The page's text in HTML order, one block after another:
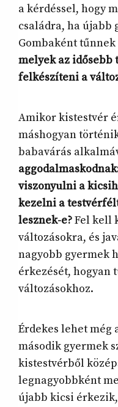
a kérdéssel, hogy
családra, ha újabb
Gombaként tűnnek
melyek az
felkészíteni a
Amikor kistestvér
máshogyan
babavárás
viszonyulni a
kezelni a
lesznek-e?Fel kell
változásokra, és
nagyobb gyermek
érkezését, hogyan
változásokhoz.
Érdekes lehet még
második gyermek
kistestvérből
legnagyobbként
újabb kicsi